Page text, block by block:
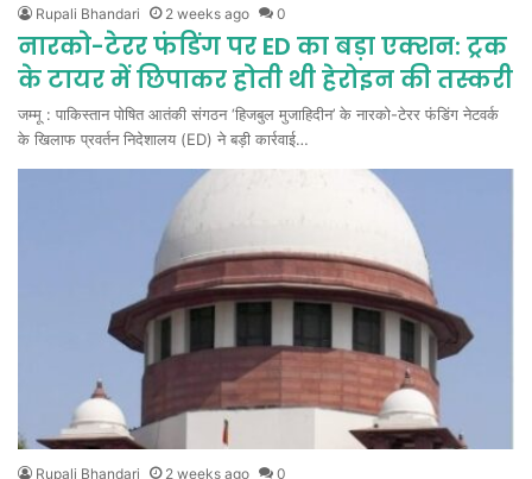
Rupali Bhandari 2 weeks ago 0
नारको-टेरर फंडिंग पर ED का बड़ा एक्शन: ट्रक
के टायर में छिपाकर होती थी हेरोइन की तस्करी
जम्मू : पाकिस्तान पोषित आतंकी संगठन ‘हिजबुल मुजाहिदीन’ के नारको-टेरर फंडिंग नेटवर्क
के खिलाफ प्रवर्तन निदेशालय (ED) ने बड़ी कार्रवाई…
Rupali Bhandari 2 weeks ago 0